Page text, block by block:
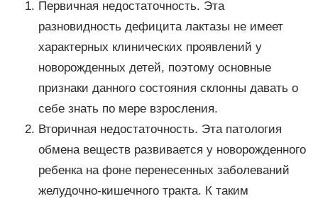
Первичная недостаточность. Эта
разновидность дефицита лактазы не имеет
характерных клинических проявлений у
новорожденных детей, поэтому основные
признаки данного состояния склонны давать о
себе знать по мере взросления.
Вторичная недостаточность. Эта патология
обмена веществ развивается у новорожденного
ребенка на фоне перенесенных заболеваний
желудочно-кишечного тракта. К таким